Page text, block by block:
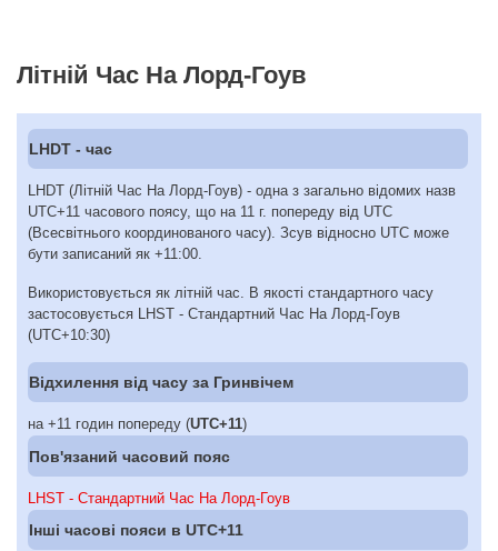
Літній Час На Лорд-Гоув
LHDT - час
LHDT (Літній Час На Лорд-Гоув) - одна з загально відомих назв
UTC+11 часового поясу, що на 11 г. попереду від UTC
(Всесвітнього координованого часу). Зсув відносно UTC може
бути записаний як +11:00.
Використовується як літній час. В якості стандартного часу
застосовується LHST - Стандартний Час На Лорд-Гоув
(UTC+10:30)
Відхилення від часу за Гринвічем
на +11 годин попереду (UTC+11)
Пов'язаний часовий пояс
LHST - Стандартний Час На Лорд-Гоув
Інші часові пояси в UTC+11